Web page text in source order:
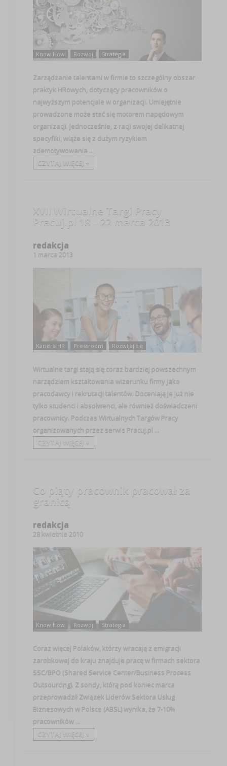
Know How Rozwój Strategia
Zarządzanie talentami w firmie to szczególny obszar
praktyk HRowych, dotyczący pracowników o
najwyższym potencjale w organizacji. Umiejętnie
prowadzone może stać się motorem napędowym
organizacji. Jednocześnie, z racji swojej delikatnej
specyfiki, wiąże się z dużym ryzykiem
zdemotywowania ...
CZYTAJ WIĘCEJ +
XVII Wirtualne Targi Pracy
Pracuj.pl 18 – 22 marca 2013
redakcja
1 marca 2013
Kariera HR Pressroom Rozwijaj się
Wirtualne targi stają się coraz bardziej powszechnym
narzędziem kształtowania wizerunku firmy jako
pracodawcy i rekrutacji talentów. Doceniają je już nie
tylko studenci i absolwenci, ale również doświadczeni
pracownicy. Podczas Wirtualnych Targów Pracy
organizowanych przez serwis Pracuj.pl ...
CZYTAJ WIĘCEJ +
Co piąty pracownik pracował za
granicą
redakcja
28 kwietnia 2010
Know How Rozwój Strategia
Coraz więcej Polaków, którzy wracają z emigracji
zarobkowej do kraju znajduje pracę w firmach sektora
SSC/BPO (Shared Service Center/Business Process
Outsourcing). Z sondy, którą pod koniec marca
przeprowadził Związek Liderów Sektora Usług
Biznesowych w Polsce (ABSL) wynika, że 7-10%
pracowników ...
CZYTAJ WIĘCEJ +